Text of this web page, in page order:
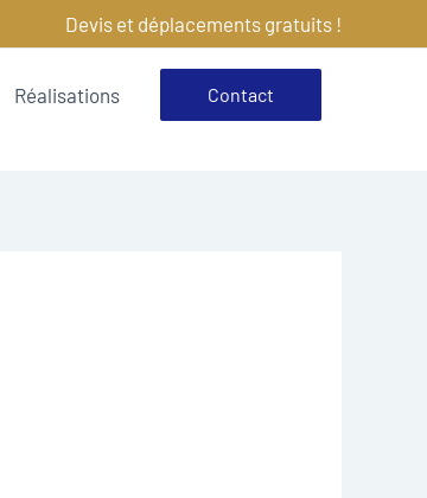
Devis et déplacements gratuits !
Réalisations Contact